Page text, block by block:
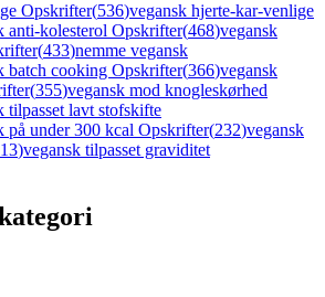
Opskrifter(536)vegansk hjerte-kar-venlige
anti-kolesterol Opskrifter(468)vegansk
(433)nemme vegansk
batch cooking Opskrifter(366)vegansk
(355)vegansk mod knogleskørhed
tilpasset lavt stofskifte
på under 300 kcal Opskrifter(232)vegansk
)vegansk tilpasset graviditet